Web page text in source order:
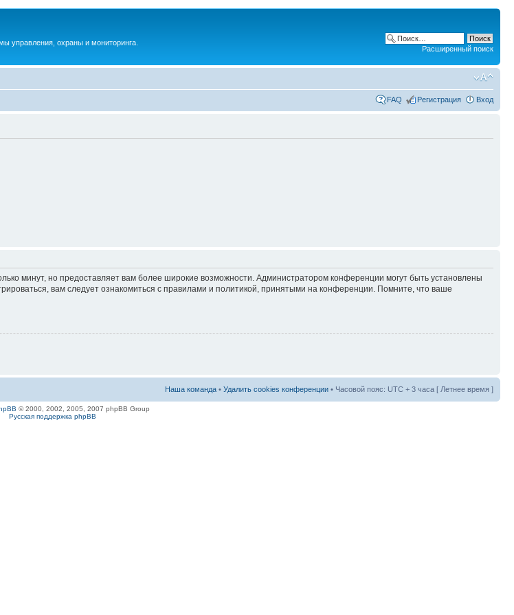
управления, охраны и мониторинга.
Расширенный поиск
FAQ Регистрация Вход
минут, но предоставляет вам более широкие возможности. Администратором конференции могут быть установлены
вам следует ознакомиться с правилами и политикой, принятыми на конференции. Помните, что ваше
Наша команда • Удалить cookies конференции • Часовой пояс: UTC + 3 часа [ Летнее время ]
© 2000, 2002, 2005, 2007 phpBB Group
Русская поддержка phpBB